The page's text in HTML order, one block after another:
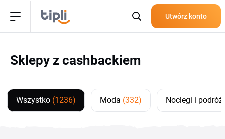
Utwórz konto
Sklepy z cashbackiem
Wszystko (1236) Moda (332) Noclegi i